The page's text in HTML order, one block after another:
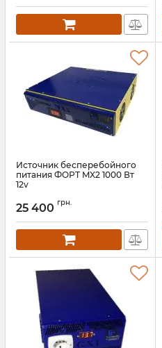
Источник бесперебойного
питания ФОРТ MX2 1000 Вт
12v
25 400 грн.